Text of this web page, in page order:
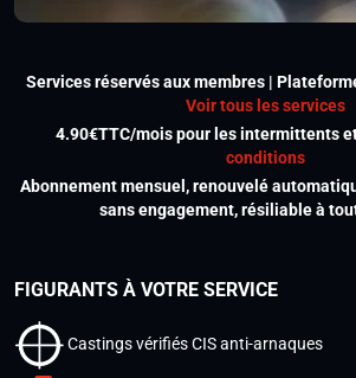
Services réservés aux membres |
Voir tous les services
4.90€TTC/mois pour les intermittents
conditions
Abonnement mensuel, renouvelé
sans engagement, résiliable à
FIGURANTS À VOTRE SERVICE
Castings vérifiés CIS anti-arnaques